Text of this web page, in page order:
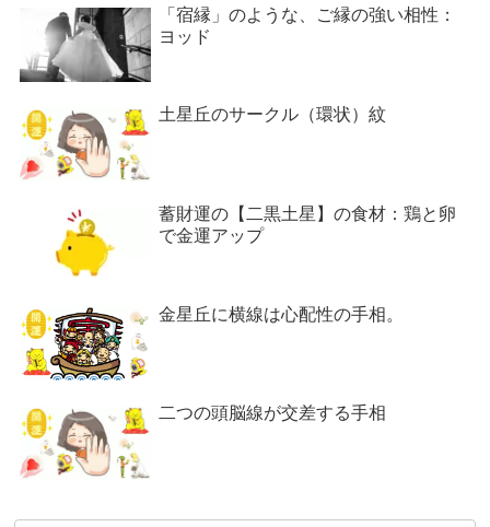
「宿縁」のような、ご縁の強い相性：
ヨッド
土星丘のサークル（環状）紋
蓄財運の【二黒土星】の食材：鶏と卵
で金運アップ
金星丘に横線は心配性の手相。
二つの頭脳線が交差する手相